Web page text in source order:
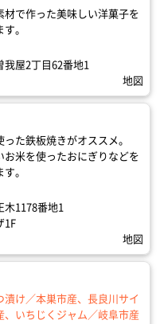
材で作った美味しい洋菓子を
。
我屋2丁目62番地1
地図
った鉄板焼きがオススメ。
お米を使ったおにぎりなどを
。
木1178番地1
1F
地図
漬け／本巣市産、長良川サイ
、いちじくジャム／岐阜市産